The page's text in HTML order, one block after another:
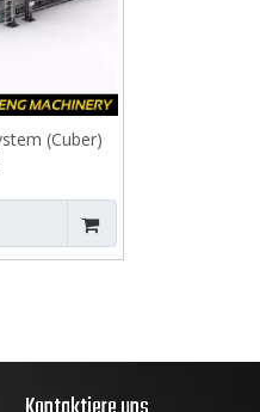
(Cuber)